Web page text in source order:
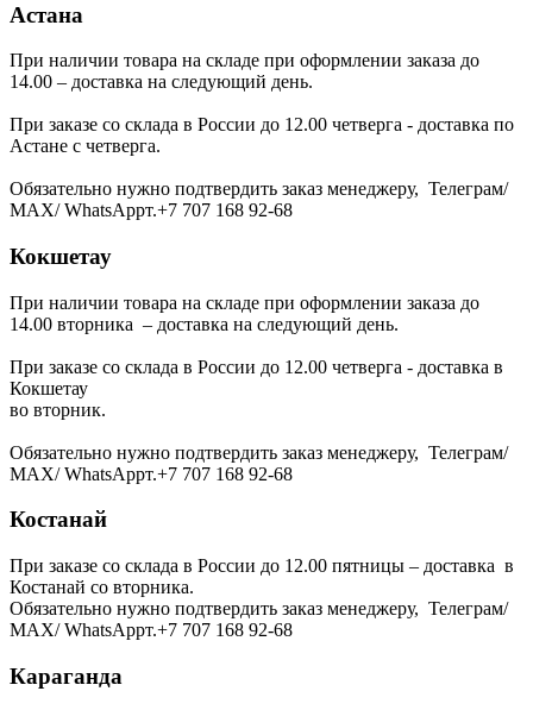
Астана
При наличии товара на складе при оформлении заказа до
14.00 – доставка на следующий день.
При заказе со склада в России до 12.00 четверга - доставка по
Астане с четверга.
Обязательно нужно подтвердить заказ менеджеру, Телеграм/
МАХ/ WhatsAppт.+7 707 168 92-68
Кокшетау
При наличии товара на складе при оформлении заказа до
14.00 вторника – доставка на следующий день.
При заказе со склада в России до 12.00 четверга - доставка в
Кокшетау
во вторник.
Обязательно нужно подтвердить заказ менеджеру, Телеграм/
МАХ/ WhatsAppт.+7 707 168 92-68
Костанай
При заказе со склада в России до 12.00 пятницы – доставка в
Костанай со вторника.
Обязательно нужно подтвердить заказ менеджеру, Телеграм/
МАХ/ WhatsAppт.+7 707 168 92-68
Караганда